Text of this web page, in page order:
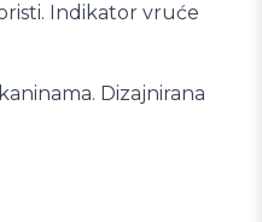
Indikator vruće
Dizajnirana